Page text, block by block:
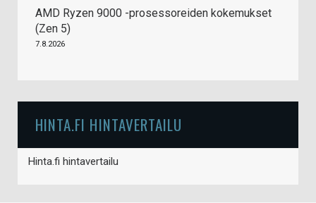
AMD Ryzen 9000 -prosessoreiden kokemukset
(Zen 5)
7.8.2026
HINTA.FI HINTAVERTAILU
Hinta.fi hintavertailu